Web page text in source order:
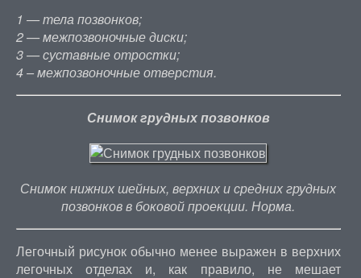
1 — тела позвонков;
2 — межпозвоночные диски;
3 — суставные отростки;
4 – межпозвоночные отверстия.
Снимок грудных позвонков
Снимок нижних шейных, верхних и средних грудных
позвонков в боковой проекции. Норма.
Легочный рисунок обычно менее выражен в верхних
легочных отделах и, как правило, не мешает